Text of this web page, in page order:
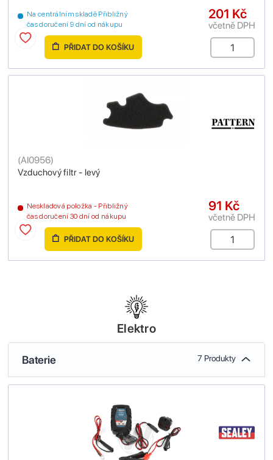
Na centrálním skladě Přibližný
čas doručení 9 dní od nákupu
201 Kč
včetně DPH
PŘIDAT DO KOŠÍKU
Vzduchový filtr - levý
(AI0956)
Neskladová položka - Přibližný
čas doručení 30 dní od nákupu
91 Kč
včetně DPH
PŘIDAT DO KOŠÍKU
Elektro
Baterie 7 Produkty